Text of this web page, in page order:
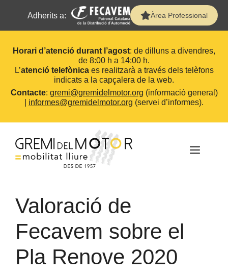
Adherits a: Àrea Professional
Horari d’atenció durant l’agost: de dilluns a divendres,
de 8:00 h a 14:00 h.
L’atenció telefònicaes realitzarà a través dels telèfons
indicats a la capçalera de la web.
Contacte: gremi@gremidelmotor.org (informació general)
informes@gremidelmotor.org (servei d’informes).
contingut
Valoració de
Fecavem sobre el
Pla Renove 2020